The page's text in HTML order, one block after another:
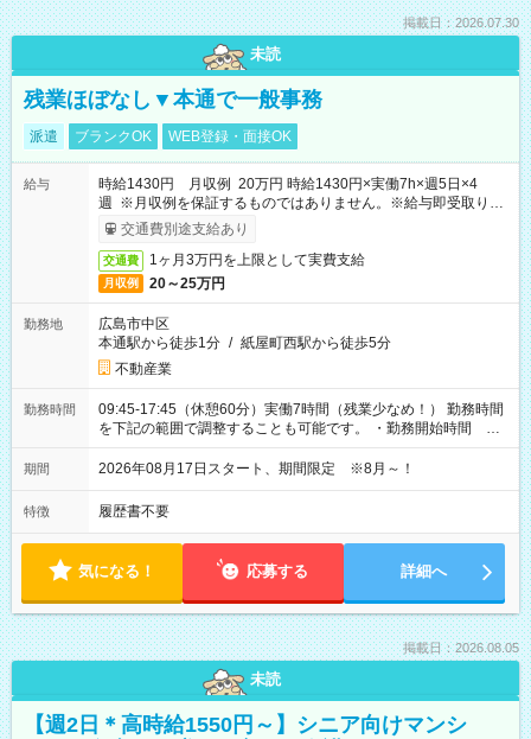
掲載日：2026.07.30
未読
残業ほぼなし▼本通で一般事務
派遣 ブランクOK WEB登録・面接OK
給与
時給1430円 月収例 20万円 時給1430円×実働7h×週5日×4
週 ※月収例を保証するものではありません。※給与即受取りサ
ービス利用可（利用条件有）
交通費別途支給あり
交通費 1ヶ月3万円を上限として実費支給
月収例 20～25万円
勤務地
広島市中区
本通駅から徒歩1分 / 紙屋町西駅から徒歩5分
不動産業
勤務時間
09:45-17:45（休憩60分）実働7時間（残業少なめ！） 勤務時間
を下記の範囲で調整することも可能です。 ・勤務開始時間
09:45～12:30 ・勤務終了時間 15:45～18:30 ・実働 05:00～
07:45
期間 2026年08月17日スタート、期間限定 ※8月～！
特徴 履歴書不要
気になる！ 応募する 詳細へ
掲載日：2026.08.05
未読
【週2日＊高時給1550円～】シニア向けマンシ